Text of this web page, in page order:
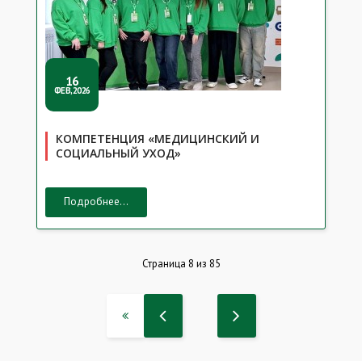
16
ФЕВ,2026
КОМПЕТЕНЦИЯ «МЕДИЦИНСКИЙ И
СОЦИАЛЬНЫЙ УХОД»
Подробнее...
Страница 8 из 85